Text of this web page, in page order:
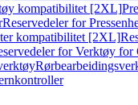
kompatibilitet [2XL]
Reservedeler for
kompatibilitet [2XL]
for Verktøy